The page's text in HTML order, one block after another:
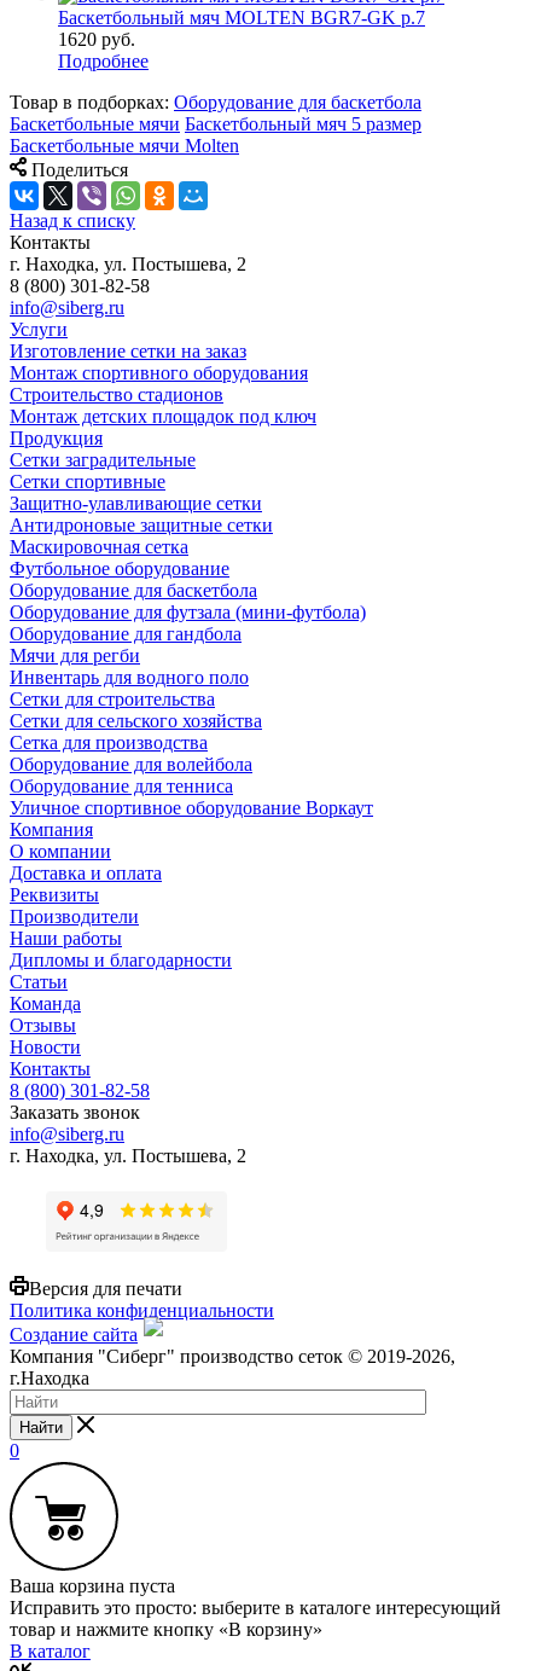
Баскетбольный мяч MOLTEN BGR7-GK р.7
1620 руб.
Подробнее
Товар в подборках: Оборудование для баскетбола
Баскетбольные мячи Баскетбольный мяч 5 размер
Баскетбольные мячи Molten
Поделиться
Назад к списку
Контакты
г. Находка, ул. Постышева, 2
8 (800) 301-82-58
info@siberg.ru
Услуги
Изготовление сетки на заказ
Монтаж спортивного оборудования
Строительство стадионов
Монтаж детских площадок под ключ
Продукция
Сетки заградительные
Сетки спортивные
Защитно-улавливающие сетки
Антидроновые защитные сетки
Маскировочная сетка
Футбольное оборудование
Оборудование для баскетбола
Оборудование для футзала (мини-футбола)
Оборудование для гандбола
Мячи для регби
Инвентарь для водного поло
Сетки для строительства
Сетки для сельского хозяйства
Сетка для производства
Оборудование для волейбола
Оборудование для тенниса
Уличное спортивное оборудование Воркаут
Компания
О компании
Доставка и оплата
Реквизиты
Производители
Наши работы
Дипломы и благодарности
Статьи
Команда
Отзывы
Новости
Контакты
8 (800) 301-82-58
Заказать звонок
info@siberg.ru
г. Находка, ул. Постышева, 2
Версия для печати
Политика конфиденциальности
Создание сайта
Компания "Сиберг" производство сеток © 2019-2026,
г.Находка
Найти
0
Ваша корзина пуста
Исправить это просто: выберите в каталоге интересующий
товар и нажмите кнопку «В корзину»
В каталог